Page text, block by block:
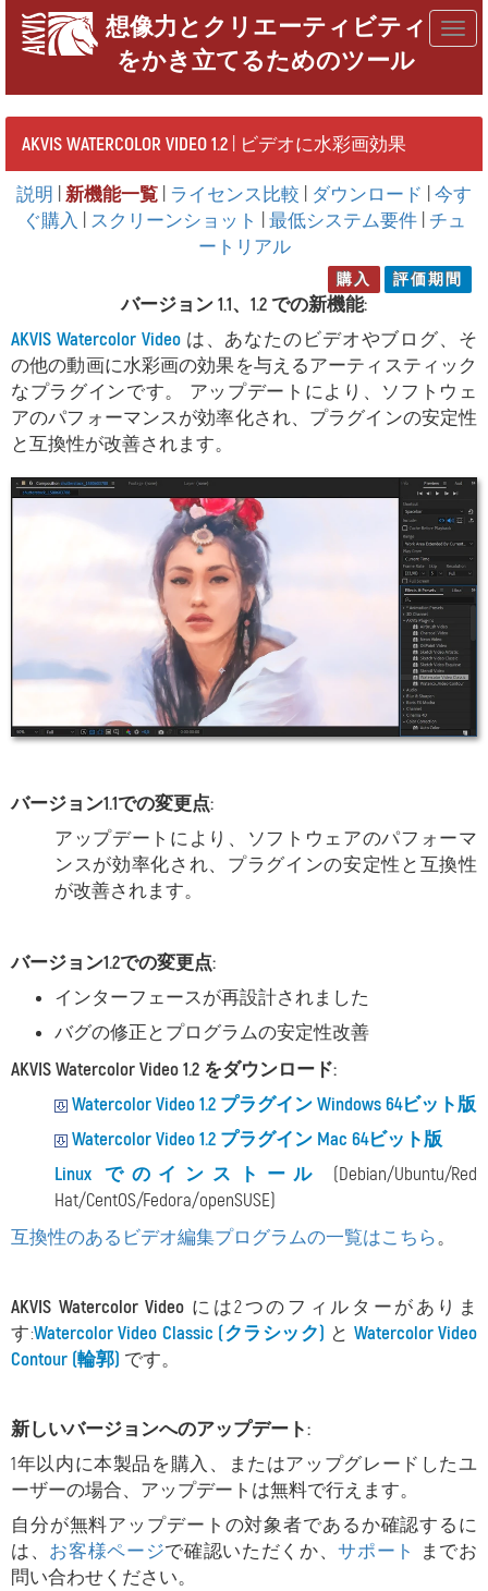
想像力とクリエーティビティ
をかき立てるためのツール
AKVIS WATERCOLOR VIDEO 1.2 | ビデオに水彩画効果
説明 新機能一覧 ライセンス比較 ダウンロード
今す
ぐ購入
スクリーンショット 最低システム要件| チュ
ートリアル
購入 評価期間
バージョン 1.1、1.2 での新機能:
AKVIS Watercolor Videoは、あなたのビデオやブログ、そ
の他の動画に水彩画の効果を与えるアーティスティック
なプラグインです。 アップデートにより、ソフトウェ
アのパフォーマンスが効率化され、プラグインの安定性
と互換性が改善されます。
バージョン1.1での変更点:
アップデートにより、ソフトウェアのパフォーマ
ンスが効率化され、プラグインの安定性と互換性
が改善されます。
バージョン1.2での変更点:
インターフェースが再設計されました
バグの修正とプログラムの安定性改善
AKVIS Watercolor Video 1.2 をダウンロード:
Watercolor Video 1.2 プラグイン Windows 64ビット版
Watercolor Video 1.2 プラグイン Mac 64ビット版
Linux でのインストール
(Debian/Ubuntu/Red
Hat/CentOS/Fedora/openSUSE)
互換性のあるビデオ編集プログラムの一覧はこちら。
AKVIS Watercolor Video には2つのフィルターがありま
す:Watercolor Video Classic (クラシック) と Watercolor Video
Contour (輪郭) です。
新しいバージョンへのアップデート:
1年以内に本製品を購入、またはアップグレードしたユ
ーザーの場合、アップデートは無料で行えます。
自分が無料アップデートの対象者であるか確認するに
は、 お客様ページで確認いただくか、サポート
までお
問い合わせください。